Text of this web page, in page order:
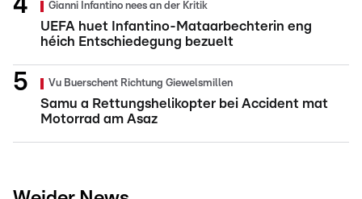
Gianni Infantino nees an der Kritik
UEFA huet Infantino-Mataarbechterin eng
héich Entschiedegung bezuelt
Vu Buerschent Richtung Giewelsmillen
Samu a Rettungshelikopter bei Accident mat
Motorrad am Asaz